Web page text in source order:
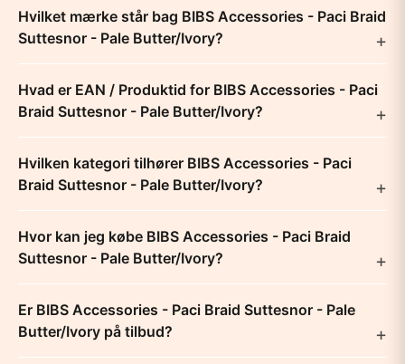
Hvilket mærke står bag BIBS Accessories - Paci Braid
Suttesnor - Pale Butter/Ivory?
Hvad er EAN / Produktid for BIBS Accessories - Paci
Braid Suttesnor - Pale Butter/Ivory?
Hvilken kategori tilhører BIBS Accessories - Paci
Braid Suttesnor - Pale Butter/Ivory?
Hvor kan jeg købe BIBS Accessories - Paci Braid
Suttesnor - Pale Butter/Ivory?
Er BIBS Accessories - Paci Braid Suttesnor - Pale
Butter/Ivory på tilbud?